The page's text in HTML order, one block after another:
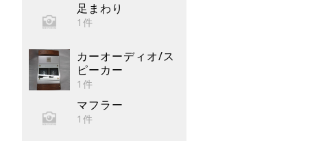
足まわり
1件
カーオーディオ/ス
ピーカー
1件
マフラー
1件